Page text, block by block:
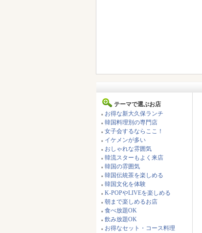
テーマで選ぶお店
■ お得な新大久保ランチ
■ 韓国料理別の専門店
■ 女子会するならここ！
■ イケメンが多い
■ おしゃれな雰囲気
■ 韓流スターもよく来店
■ 韓国の雰囲気
■ 韓国伝統茶を楽しめる
■ 韓国文化を体験